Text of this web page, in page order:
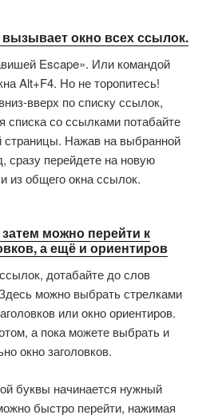
окно всех ссылок.
Escape». Или командой
Alt+F4. Но не торопитесь!
вверх по списку ссылок,
списка со ссылками потабайте
страницы. Нажав на выбранной
сразу перейдете на новую
из общего окна ссылок.
можно перейти к
а ещё и ориентиров
дотабайте до слов
можно выбрать стрелками
или окно ориентиров.
а пока можете выбрать и
окно заголовков.
буквы начинается нужный
быстро перейти, нажимая